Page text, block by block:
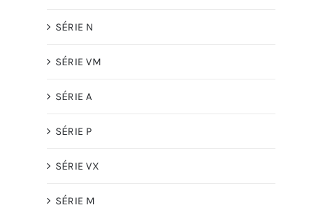
SÉRIE N
SÉRIE VM
SÉRIE A
SÉRIE P
SÉRIE VX
SÉRIE M